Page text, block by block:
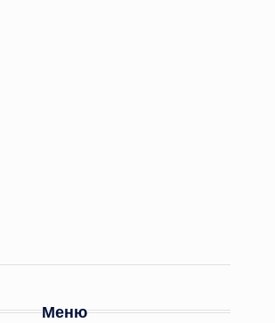
Меню